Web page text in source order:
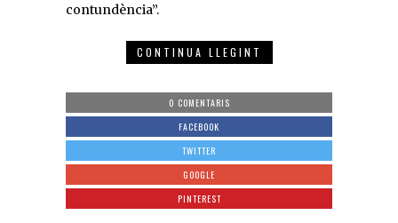
contundència”.
CONTINUA LLEGINT
0 COMENTARIS
FACEBOOK
TWITTER
GOOGLE
PINTEREST